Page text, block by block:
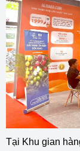
Tại Khu gian